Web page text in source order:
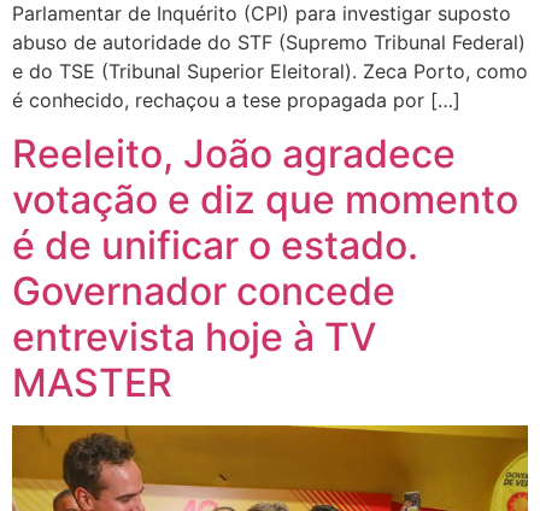
Parlamentar de Inquérito (CPI) para investigar suposto
abuso de autoridade do STF (Supremo Tribunal Federal)
e do TSE (Tribunal Superior Eleitoral). Zeca Porto, como
é conhecido, rechaçou a tese propagada por […]
Reeleito, João agradece
votação e diz que momento
é de unificar o estado.
Governador concede
entrevista hoje à TV
MASTER